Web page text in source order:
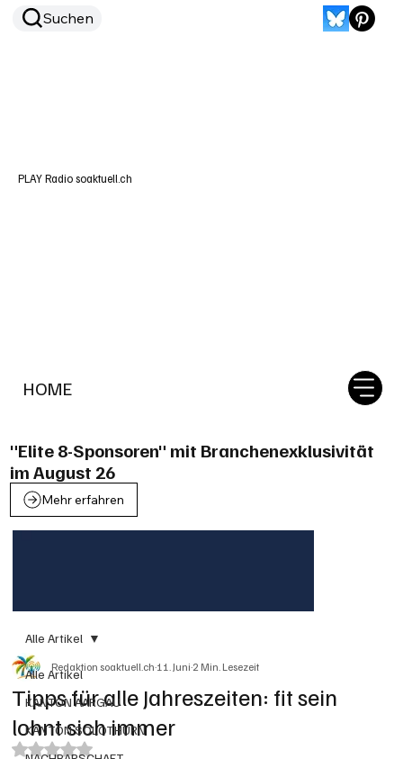
HOME
Suchen
PLAY Radio soaktuell.ch
"Elite 8-Sponsoren" mit Branchenexklusivität
im August 26
Mehr erfahren
Alle Artikel
KANTON AARGAU
KANTON SOLOTHURN
Alle Artikel
Tipps für alle Jahreszeiten: fit sein
lohnt sich immer
Redaktion soaktuell.ch11. Juni2 Min. Lesezeit
Mit NaN von 5 Sternen bewertet.